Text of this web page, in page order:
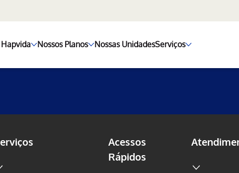
Nossos Planos Nossas UnidadesServiços
Acessos
Rápidos